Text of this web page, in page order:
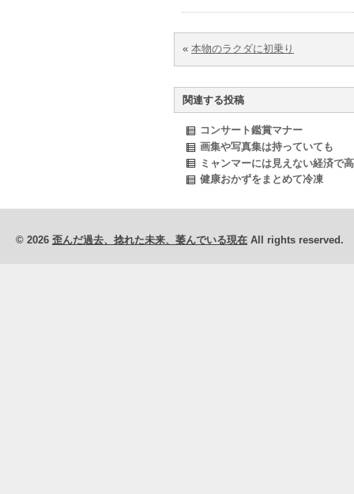
« 本物のラクダに初乗り
関連する投稿
コンサート鑑賞マナー
画集や写真集は持っていても
ミャンマーには見えない経済で
健康おかずをまとめて冷凍
© 2026 歪んだ過去、捻れた未来、萎んでいる現在 All rights reserved.